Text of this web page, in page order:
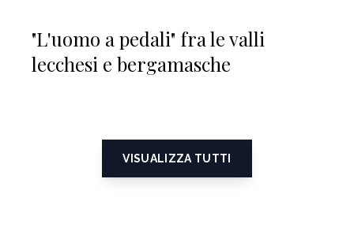
"L'uomo a pedali" fra le valli
lecchesi e bergamasche
VISUALIZZA TUTTI